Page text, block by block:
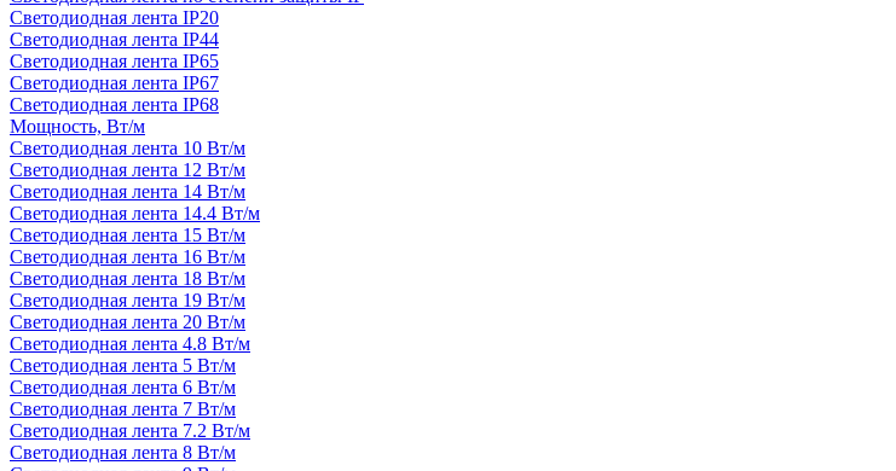
Светодиодная лента IP20
Светодиодная лента IP44
Светодиодная лента IP65
Светодиодная лента IP67
Светодиодная лента IP68
Мощность, Вт/м
Светодиодная лента 10 Вт/м
Светодиодная лента 12 Вт/м
Светодиодная лента 14 Вт/м
Светодиодная лента 14.4 Вт/м
Светодиодная лента 15 Вт/м
Светодиодная лента 16 Вт/м
Светодиодная лента 18 Вт/м
Светодиодная лента 19 Вт/м
Светодиодная лента 20 Вт/м
Светодиодная лента 4.8 Вт/м
Светодиодная лента 5 Вт/м
Светодиодная лента 6 Вт/м
Светодиодная лента 7 Вт/м
Светодиодная лента 7.2 Вт/м
Светодиодная лента 8 Вт/м